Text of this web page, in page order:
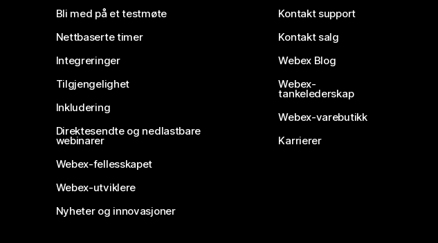
Bli med på et testmøte
Nettbaserte timer
Integreringer
Tilgjengelighet
Inkludering
Direktesendte og nedlastbare
webinarer
Webex-fellesskapet
Webex-utviklere
Nyheter og innovasjoner
Kontakt support
Kontakt salg
Webex Blog
Webex-
tankelederskap
Webex-varebutikk
Karrierer